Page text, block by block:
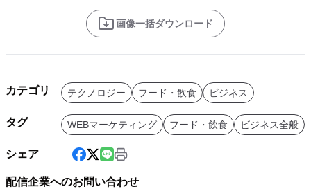
画像一括ダウンロード
カテゴリ テクノロジー フード・飲食 ビジネス
タグ WEBマーケティング フード・飲食 ビジネス全般
シェア
配信企業へのお問い合わせ